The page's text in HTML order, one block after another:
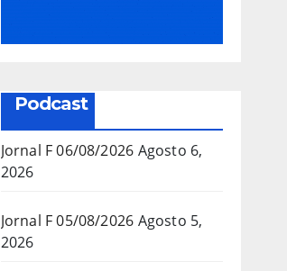
Podcast
Jornal F 06/08/2026 Agosto 6,
2026
Jornal F 05/08/2026 Agosto 5,
2026